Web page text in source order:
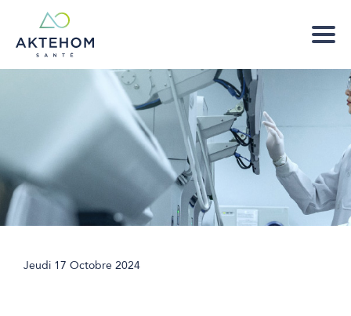
Jeudi 17 Octobre 2024